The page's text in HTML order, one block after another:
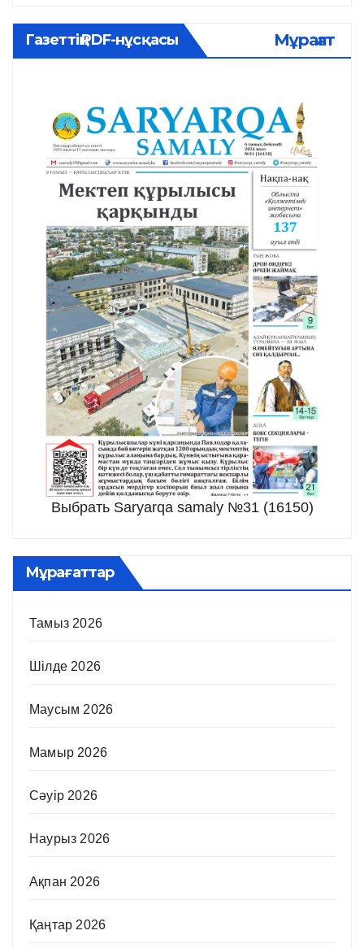
Газеттің PDF-нұсқасы Мұрағат
Выбрать Saryarqa samaly №31 (16150)
Мұрағаттар
Тамыз 2026
Шілде 2026
Маусым 2026
Мамыр 2026
Сәуір 2026
Наурыз 2026
Ақпан 2026
Қаңтар 2026